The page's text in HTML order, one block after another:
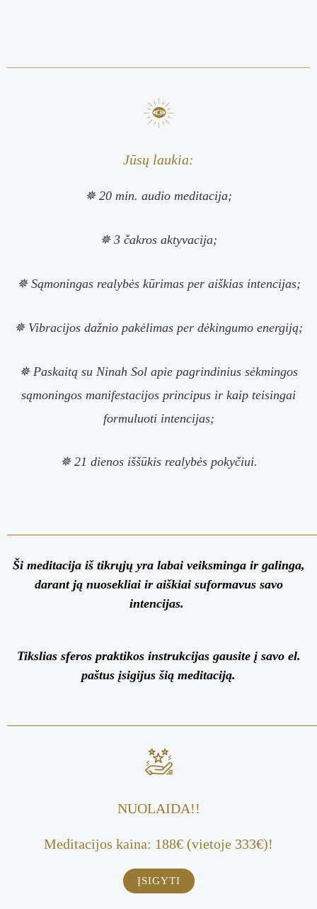
Jūsų laukia:
✵ 20 min. audio meditacija;
✵ 3 čakros aktyvacija;
✵ Sąmoningas realybės kūrimas per aiškias intencijas;
✵ Vibracijos dažnio pakėlimas per dėkingumo energiją;
✵ Paskaitą su Ninah Sol apie pagrindinius sėkmingos
sąmoningos manifestacijos principus ir kaip teisingai
formuluoti intencijas;
✵ 21 dienos iššūkis realybės pokyčiui.
Ši meditacija iš tikrųjų yra labai veiksminga ir galinga,
darant ją nuosekliai ir aiškiai suformavus savo
intencijas.
Tikslias sferos praktikos instrukcijas gausite į savo el.
paštus įsigijus šią meditaciją.
NUOLAIDA!!
Meditacijos kaina: 188€ (vietoje 333€)!
ĮSIGYTI